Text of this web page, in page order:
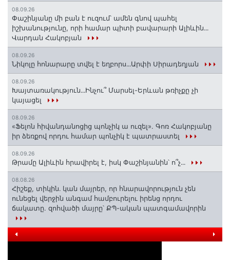
08.09.26
Փաշինյանը մի բան է ուզում՝ ամեն գնով պահել
իշխանությունը, որի համար պիտի բավարարի Ալիևին․․․
Վարդան Հակոբյան
08.09.26
Նիկոլը հոնարարը տվել է եղբորս․․․Արփի Սիրադեղյան
08.09.26
Խայտառակություն․․․Ինչու՞ Մարսել-Երևան թռիչքը չի
կայացել
08.09.26
«Ֆելոն հիվանդանոցից պոնչիկ ա ուզել». Գոռ Հակոբյանը
իր ձեռքով որդու համար պոնչիկ է պատրաստել
08.09.26
Թրամը Ալիևին հրավիրել է, իսկ Փաշինյանին՝ ո՞չ․․․
08.08.26
Հիշեք, տիկին․ կան մայրեր, որ հնարավորություն չեն
ունեցել վերջին անգամ համբուրելու իրենց որդու
ճակատը. զոհվածի մայրը՝ ՔՊ-ական պատգամավորին